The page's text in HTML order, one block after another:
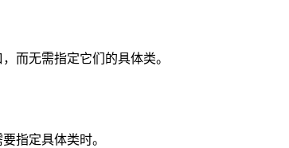
而无需指定它们的具体类。
指定具体类时。